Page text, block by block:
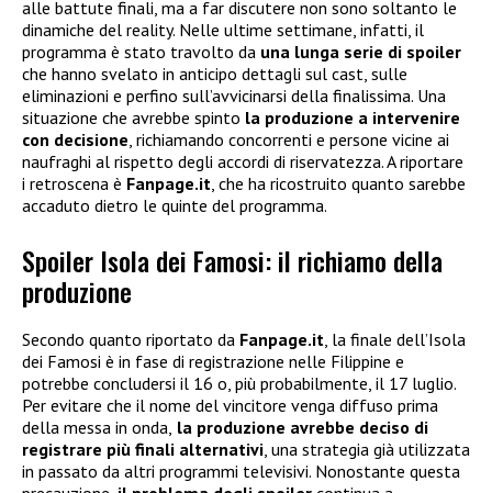
alle battute finali, ma a far discutere non sono soltanto le
dinamiche del reality. Nelle ultime settimane, infatti, il
programma è stato travolto da una lunga serie di spoiler
che hanno svelato in anticipo dettagli sul cast, sulle
eliminazioni e perfino sull’avvicinarsi della finalissima. Una
situazione che avrebbe spinto la produzione a intervenire
con decisione , richiamando concorrenti e persone vicine ai
naufraghi al rispetto degli accordi di riservatezza. A riportare
i retroscena è Fanpage.it , che ha ricostruito quanto sarebbe
accaduto dietro le quinte del programma.
Spoiler Isola dei Famosi: il richiamo della
produzione
Secondo quanto riportato da Fanpage.it, la finale dell’Isola
dei Famosi è in fase di registrazione nelle Filippine e
potrebbe concludersi il 16 o, più probabilmente, il 17 luglio.
Per evitare che il nome del vincitore venga diffuso prima
della messa in onda, la produzione avrebbe deciso di
registrare più finali alternativi, una strategia già utilizzata
in passato da altri programmi televisivi. Nonostante questa